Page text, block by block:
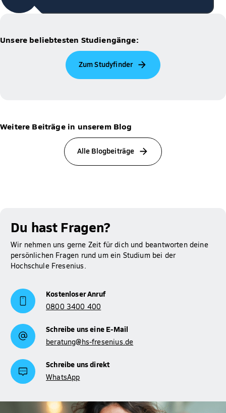
Unsere beliebtesten Studiengänge:
Zum Studyfinder
Weitere Beiträge in unserem Blog
Alle Blogbeiträge
Du hast Fragen?
Wir nehmen uns gerne Zeit für dich und beantworten deine
persönlichen Fragen rund um ein Studium bei der
Hochschule Fresenius.
Kostenloser Anruf
0800 3400 400
Schreibe uns eine E-Mail
beratung@hs-fresenius.de
Schreibe uns direkt
WhatsApp